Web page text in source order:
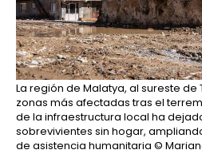
La región de Malatya, al sureste de
zonas más afectadas tras el
de la infraestructura local ha
sobrevivientes sin hogar,
de asistencia humanitaria ©